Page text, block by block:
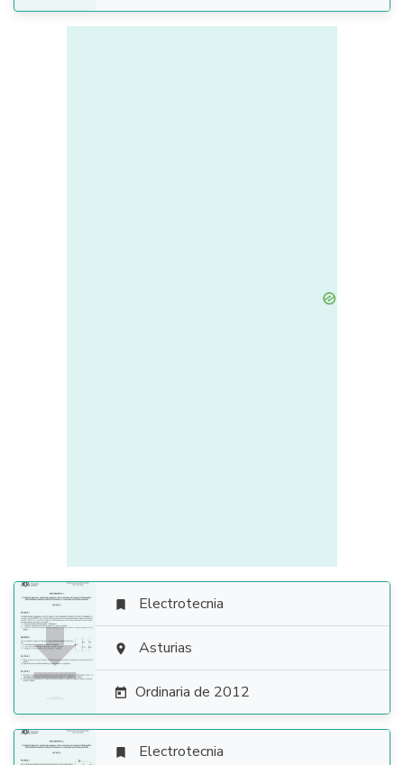

 Electrotecnia
 Asturias
 Ordinaria de 2012
 Electrotecnia